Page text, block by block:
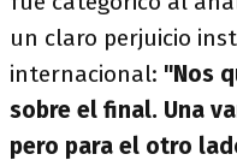
un claro perjuicio
internacional: "Nos
sobre el final. Una
pero para el otro